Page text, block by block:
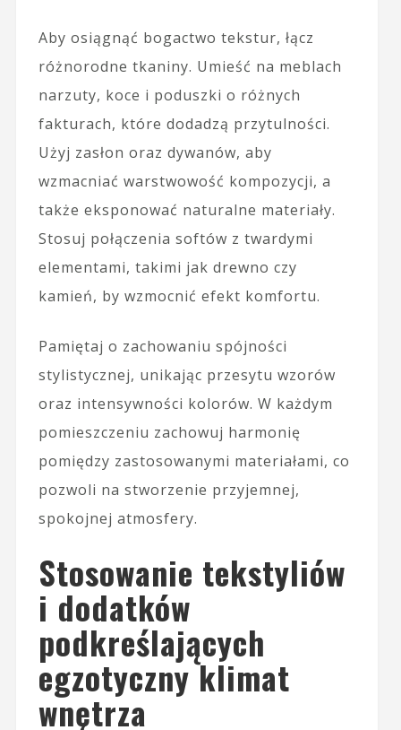
Aby osiągnąć bogactwo tekstur, łącz
różnorodne tkaniny. Umieść na meblach
narzuty, koce i poduszki o różnych
fakturach, które dodadzą przytulności.
Użyj zasłon oraz dywanów, aby
wzmacniać warstwowość kompozycji, a
także eksponować naturalne materiały.
Stosuj połączenia softów z twardymi
elementami, takimi jak drewno czy
kamień, by wzmocnić efekt komfortu.
Pamiętaj o zachowaniu spójności
stylistycznej, unikając przesytu wzorów
oraz intensywności kolorów. W każdym
pomieszczeniu zachowuj harmonię
pomiędzy zastosowanymi materiałami, co
pozwoli na stworzenie przyjemnej,
spokojnej atmosfery.
Stosowanie tekstyliów
i dodatków
podkreślających
egzotyczny klimat
wnętrza